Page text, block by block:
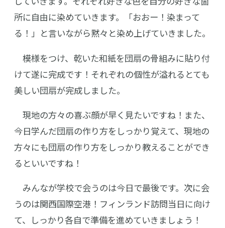
所に自由に染めていきます。「おおー！染まって
る！」と言いながら黙々と染め上げていきました。
模様をつけ、乾いた和紙を団扇の骨組みに貼り付
けて遂に完成です！それぞれの個性が溢れるとても
美しい団扇が完成しました。
現地の方々の喜ぶ顔が早く見たいですね！また、
今日学んだ団扇の作り方をしっかり覚えて、現地の
方々にも団扇の作り方をしっかり教えることができ
るといいですね！
みんなが学校で会うのは今日で最後です。次に会
うのは関西国際空港！フィンランド訪問当日に向け
て、しっかり各自で準備を進めていきましょう！